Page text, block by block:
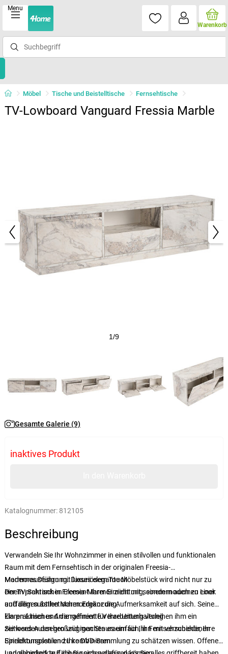
Menu
Warenkorb
Möbel Tische und Beistelltische Fernsehtische
TV-Lowboard Vanguard Fressia Marble
1/9
Gesamte Galerie (9)
inaktives Produkt
Katalognummer: 812105
Beschreibung
Verwandeln Sie Ihr Wohnzimmer in einen stilvollen und funktionalen
Raum mit dem Fernsehtisch in der originalen Freesia-
Marmorausführung. Dieses elegante Möbelstück wird nicht nur zu
einem praktischen Element Ihrer Einrichtung, sondern auch zu einer
auffälligen ästhetischen Ergänzung.
Modernes Design mit luxuriösem Touch
Der TV-Schrank in Freesia-Marmor zieht mit seinem modernen Look
und dem subtilen Marmordekor die Aufmerksamkeit auf sich. Seine
klaren Linien und die raffinierte Verarbeitung verleihen ihm ein
zeitloses Aussehen und machen es einfach, ihn mit verschiedenen
Einrichtungsstilen zu kombinieren.
Ein praktisches Arrangement für Ihre Unterhaltung
Sie werden den großzügigen Stauraum für Ihr Fernsehzubehör, Ihre
Spielekonsolen und Ihre DVD-Sammlung zu schätzen wissen. Offene